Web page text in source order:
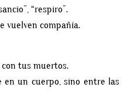
“respiro”.
vuelven compañía.
con tus muertos.
en un cuerpo, sino entre las